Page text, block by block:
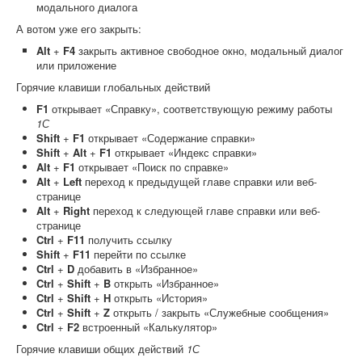
модального диалога
А вотом уже его закрыть:
Alt + F4 закрыть активное свободное окно, модальный диалог
или приложение
Горячие клавиши глобальных действий
F1 открывает «Справку», соответствующую режиму работы
1С
Shift + F1 открывает «Содержание справки»
Shift + Alt + F1 открывает «Индекс справки»
Alt + F1 открывает «Поиск по справке»
Alt + Left переход к предыдущей главе справки или веб-
странице
Alt + Right переход к следующей главе справки или веб-
странице
Ctrl + F11 получить ссылку
Shift + F11 перейти по ссылке
Ctrl + D добавить в «Избранное»
Ctrl + Shift + B открыть «Избранное»
Ctrl + Shift + H открыть «История»
Ctrl + Shift + Z открыть / закрыть «Служебные сообщения»
Ctrl + F2 встроенный «Калькулятор»
Горячие клавиши общих действий 1С